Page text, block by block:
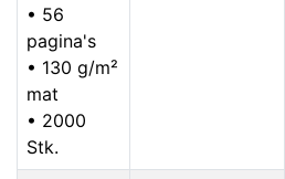
• 56
pagina's
• 130 g/m²
mat
• 2000
Stk.